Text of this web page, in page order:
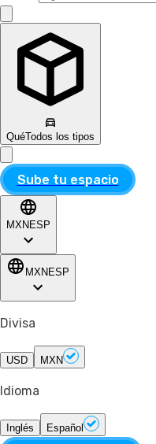
QuéTodos los tipos
Sube tu espacio
MXN ESP
MXN ESP
Divisa
USD MXN
Idioma
Inglés Español